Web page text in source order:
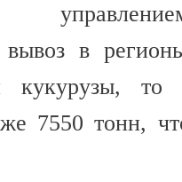
вывоз в
кукурузы, то
7550 тонн,